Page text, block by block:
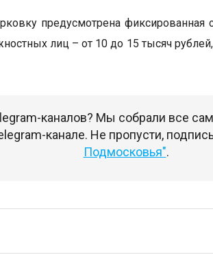
предусмотрена
лиц – от 10 до 15 тысяч
каналов? Мы собрали все
канале. Не пропусти,
Подмосковья".